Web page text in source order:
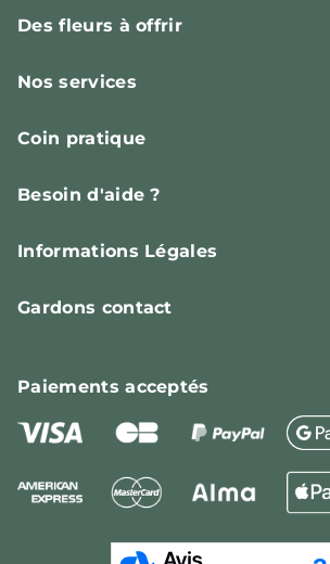
Des fleurs à offrir
Nos services
Coin pratique
Besoin d'aide ?
Informations Légales
Gardons contact
Paiementsacceptés